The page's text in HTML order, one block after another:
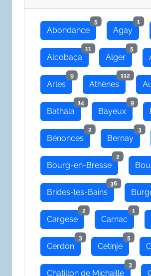
Abondance
5
Agay
1
Alcobaça
11
Alger
5
Arles
9
Athènes
112
Bathala
14
Bayeux
9
Bénonces
2
Bernay
3
Bourg-en-Bresse
2
Brides-les-Bains
36
Cargese
2
Carnac
1
Cerdon
3
Cetinje
5
Chatillon de Michaille
3